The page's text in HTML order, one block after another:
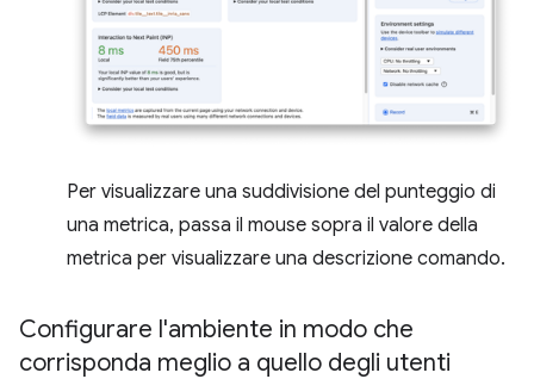
Per visualizzare una suddivisione del punteggio di
una metrica, passa il mouse sopra il valore della
metrica per visualizzare una descrizione comando.
Configurare l'ambiente in modo che
corrisponda meglio a quello degli utenti